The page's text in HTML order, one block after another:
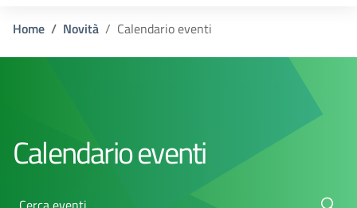
Home Novità Calendario eventi
Calendario eventi
Cerca eventi...